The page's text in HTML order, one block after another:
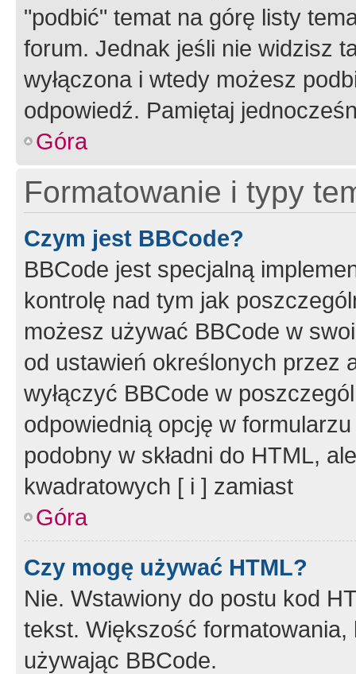
"podbić" temat na górę listy
forum. Jednak jeśli nie widzisz
wyłączona i wtedy możesz
odpowiedź. Pamiętaj
Góra
Formatowanie i typy
Czym jest BBCode?
BBCode jest specjalną
kontrolę nad tym jak
możesz używać BBCode w
od ustawień określonych przez
wyłączyć BBCode w
odpowiednią opcję w
podobny w składni do HTML,
kwadratowych [ i ] zamiast
Góra
Czy mogę używać HTML?
Nie. Wstawiony do postu kod
tekst. Większość
używając BBCode.